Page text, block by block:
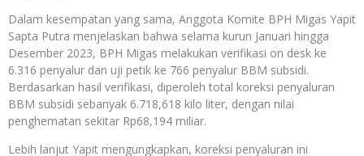
Dalam kesempatan yang sama, Anggota Komite BPH Migas Yapit
Sapta Putra menjelaskan bahwa selama kurun Januari hingga
Desember 2023, BPH Migas melakukan verifikasi on desk ke
6.316 penyalur dan uji petik ke 766 penyalur BBM subsidi.
Berdasarkan hasil verifikasi, diperoleh total koreksi penyaluran
BBM subsidi sebanyak 6.718,618 kilo liter, dengan nilai
penghematan sekitar Rp68,194 miliar.
Lebih lanjut Yapit mengungkapkan, koreksi penyaluran ini